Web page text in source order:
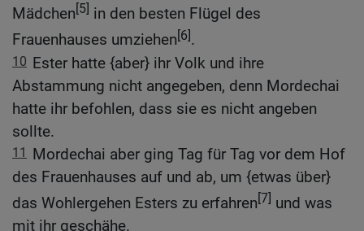
Mädchen[5] in den besten Flügel des
Frauenhauses umziehen[6].
10 Ester hatte {aber} ihr Volk und ihre
Abstammung nicht angegeben, denn Mordechai
hatte ihr befohlen, dass sie es nicht angeben
sollte.
11 Mordechai aber ging Tag für Tag vor dem Hof
des Frauenhauses auf und ab, um {etwas über}
das Wohlergehen Esters zu erfahren[7] und was
mit ihr geschähe.